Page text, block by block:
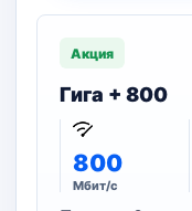
Акция
Гига + 800
800
Мбит/с